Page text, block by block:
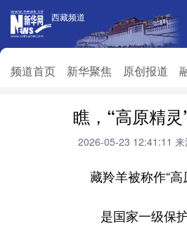
西藏频道
频道首页 新华聚焦 原创报道
西藏频道
频道栏目
新华聚焦 原
新华访谈 新
生态西藏 文
瞧，“高原精
2026-05-23 12:41:11 来
藏羚羊被称作“高
是国家一级保